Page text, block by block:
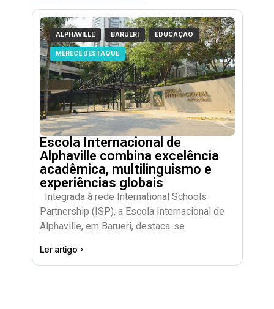
ALPHAVILLE BARUERI EDUCAÇÃO
MERECE DESTAQUE
Escola Internacional de
Alphaville combina excelência
acadêmica, multilinguismo e
experiências globais
Integrada à rede International Schools
Partnership (ISP), a Escola Internacional de
Alphaville, em Barueri, destaca-se
Ler artigo